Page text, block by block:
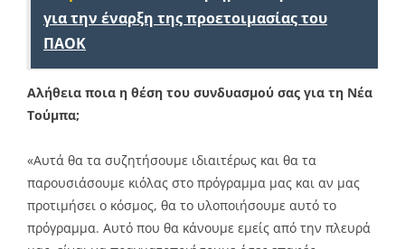
για την έναρξη της προετοιμασίας του
ΠΑΟΚ
Αλήθεια ποια η θέση του συνδυασμού σας για τη Νέα
Τούμπα;
«Αυτά θα τα συζητήσουμε ιδιαιτέρως και θα τα
παρουσιάσουμε κιόλας στο πρόγραμμα μας και αν μας
προτιμήσει ο κόσμος, θα το υλοποιήσουμε αυτό το
πρόγραμμα. Αυτό που θα κάνουμε εμείς από την πλευρά